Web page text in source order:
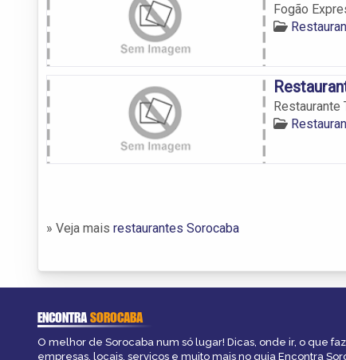
Fogão
Restaurante
» Veja mais restaurantes Sorocaba
ENCONTRASOROCABA
O melhor de Sorocaba num só lugar! Dicas, onde ir, o que
empresas, locais, serviços e muito mais no guia Encontra